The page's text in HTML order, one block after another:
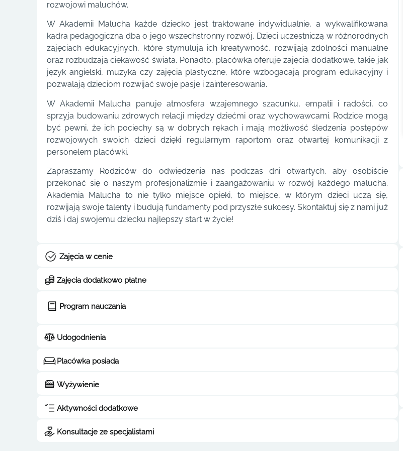
rozwojowi maluchów.
W Akademii Malucha każde dziecko jest traktowane indywidualnie, a wykwalifikowana
kadra pedagogiczna dba o jego wszechstronny rozwój. Dzieci uczestniczą w różnorodnych
zajęciach edukacyjnych, które stymulują ich kreatywność, rozwijają zdolności manualne
oraz rozbudzają ciekawość świata. Ponadto, placówka oferuje zajęcia dodatkowe, takie jak
język angielski, muzyka czy zajęcia plastyczne, które wzbogacają program edukacyjny i
pozwalają dzieciom rozwijać swoje pasje i zainteresowania.
W Akademii Malucha panuje atmosfera wzajemnego szacunku, empatii i radości, co
sprzyja budowaniu zdrowych relacji między dziećmi oraz wychowawcami. Rodzice mogą
być pewni, że ich pociechy są w dobrych rękach i mają możliwość śledzenia postępów
rozwojowych swoich dzieci dzięki regularnym raportom oraz otwartej komunikacji z
personelem placówki.
Zapraszamy Rodziców do odwiedzenia nas podczas dni otwartych, aby osobiście
przekonać się o naszym profesjonalizmie i zaangażowaniu w rozwój każdego malucha.
Akademia Malucha to nie tylko miejsce opieki, to miejsce, w którym dzieci uczą się,
rozwijają swoje talenty i budują fundamenty pod przyszłe sukcesy. Skontaktuj się z nami już
dziś i daj swojemu dziecku najlepszy start w życie!
Zajęcia w cenie
Zajęcia dodatkowo płatne
Program nauczania
Udogodnienia
Placówka posiada
Wyżywienie
Aktywności dodatkowe
Konsultacje ze specjalistami